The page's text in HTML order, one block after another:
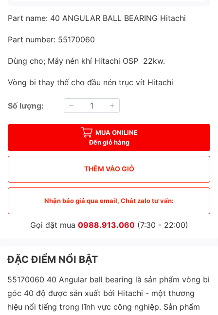
Part name: 40 ANGULAR BALL BEARING Hitachi
Part number: 55170060
Dùng cho; Máy nén khí Hitachi OSP 22kw.
Vòng bi thay thế cho đầu nén trục vít Hitachi
Số lượng:
MUA ONILINE
Đến giỏ hàng
THÊM VÀO GIỎ
Nhận báo giá qua email, Chát zalo tư vấn:
Gọi đặt mua 0988.913.060(7:30 - 22:00)
ĐẶC ĐIỂM NỔI BẬT
55170060 40 Angular ball bearing là sản phẩm vòng bi
góc 40 độ được sản xuất bởi Hitachi - một thương
hiệu nổi tiếng trong lĩnh vực công nghiệp. Sản phẩm